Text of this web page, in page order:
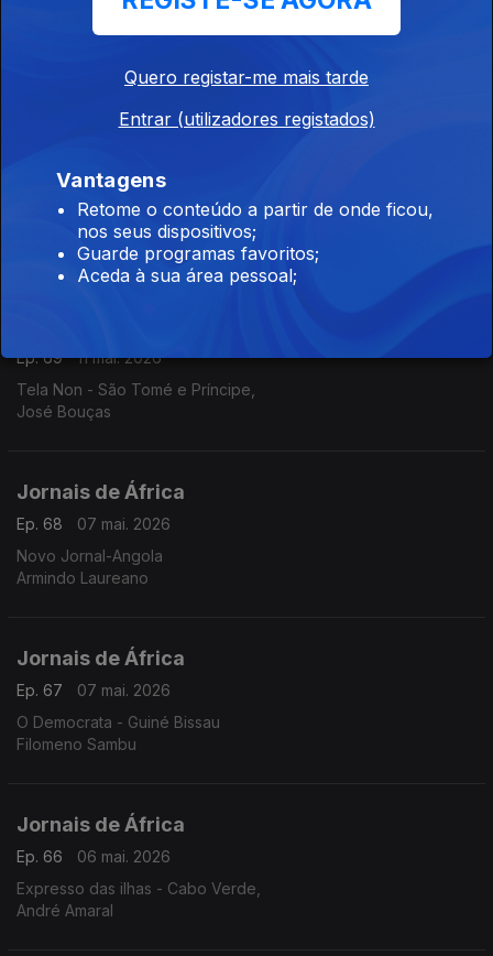
Filomeno Sambu
Ep. 70
13 mai. 2026
Expresso das ilhas - Cabo Verde,
André Amaral
Ep. 69
11 mai. 2026
Tela Non - São Tomé e Príncipe,
José Bouças
Jornais de África
Ep. 68
07 mai. 2026
Novo Jornal-Angola
Armindo Laureano
Jornais de África
Ep. 67
07 mai. 2026
O Democrata - Guiné Bissau
Filomeno Sambu
Jornais de África
Ep. 66
06 mai. 2026
Expresso das ilhas - Cabo Verde,
André Amaral
Quero registar-me mais tarde
Entrar (utilizadores registados)
Vantagens
Retome o conteúdo a partir de onde ficou,
nos seus dispositivos;
Guarde programas favoritos;
Aceda à sua área pessoal;